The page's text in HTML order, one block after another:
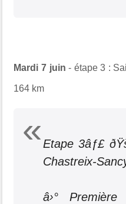
Mardi 7 juin - étape 3 :
164 km
Etape 3âƒ£
Chastreix-Sancy
â›°